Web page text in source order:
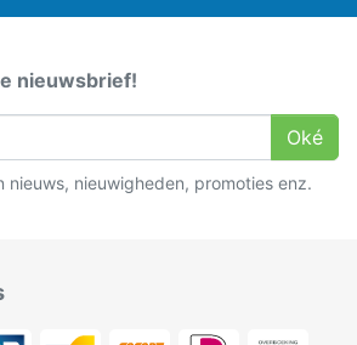
nieuwsbrief!
Oké
nieuws, nieuwigheden, promoties enz.